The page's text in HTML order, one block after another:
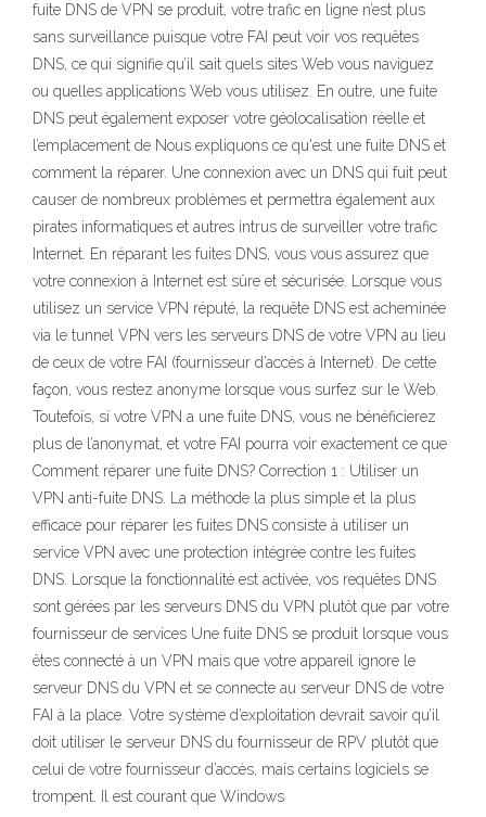
fuite DNS de VPN se produit, votre trafic en ligne n’est plus
sans surveillance puisque votre FAI peut voir vos requêtes
DNS, ce qui signifie qu’il sait quels sites Web vous naviguez
ou quelles applications Web vous utilisez. En outre, une fuite
DNS peut également exposer votre géolocalisation réelle et
l’emplacement de Nous expliquons ce qu'est une fuite DNS et
comment la réparer. Une connexion avec un DNS qui fuit peut
causer de nombreux problèmes et permettra également aux
pirates informatiques et autres intrus de surveiller votre trafic
Internet. En réparant les fuites DNS, vous vous assurez que
votre connexion à Internet est sûre et sécurisée. Lorsque vous
utilisez un service VPN réputé, la requête DNS est acheminée
via le tunnel VPN vers les serveurs DNS de votre VPN au lieu
de ceux de votre FAI (fournisseur d’accès à Internet). De cette
façon, vous restez anonyme lorsque vous surfez sur le Web.
Toutefois, si votre VPN a une fuite DNS, vous ne bénéficierez
plus de l’anonymat, et votre FAI pourra voir exactement ce que
Comment réparer une fuite DNS? Correction 1 : Utiliser un
VPN anti-fuite DNS. La méthode la plus simple et la plus
efficace pour réparer les fuites DNS consiste à utiliser un
service VPN avec une protection intégrée contre les fuites
DNS. Lorsque la fonctionnalité est activée, vos requêtes DNS
sont gérées par les serveurs DNS du VPN plutôt que par votre
fournisseur de services Une fuite DNS se produit lorsque vous
êtes connecté à un VPN mais que votre appareil ignore le
serveur DNS du VPN et se connecte au serveur DNS de votre
FAI à la place. Votre système d’exploitation devrait savoir qu’il
doit utiliser le serveur DNS du fournisseur de RPV plutôt que
celui de votre fournisseur d’accès, mais certains logiciels se
trompent. Il est courant que Windows